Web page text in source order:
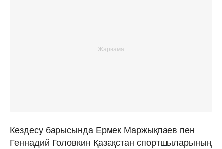
Кездесу барысында Ермек Маржықпаев пен
Геннадий Головкин Қазақстан спортшыларының